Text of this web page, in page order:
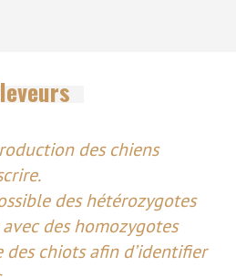
des chiens
des hétérozygotes
des homozygotes
des chiots afin d’identifier